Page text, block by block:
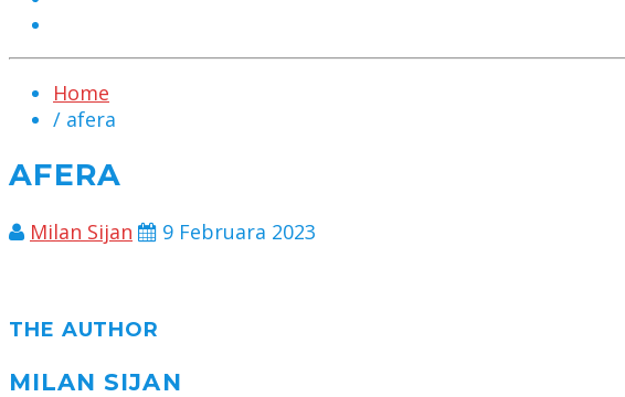
Home
/ afera
AFERA
Milan Sijan 9 Februara 2023
THE AUTHOR
MILAN SIJAN